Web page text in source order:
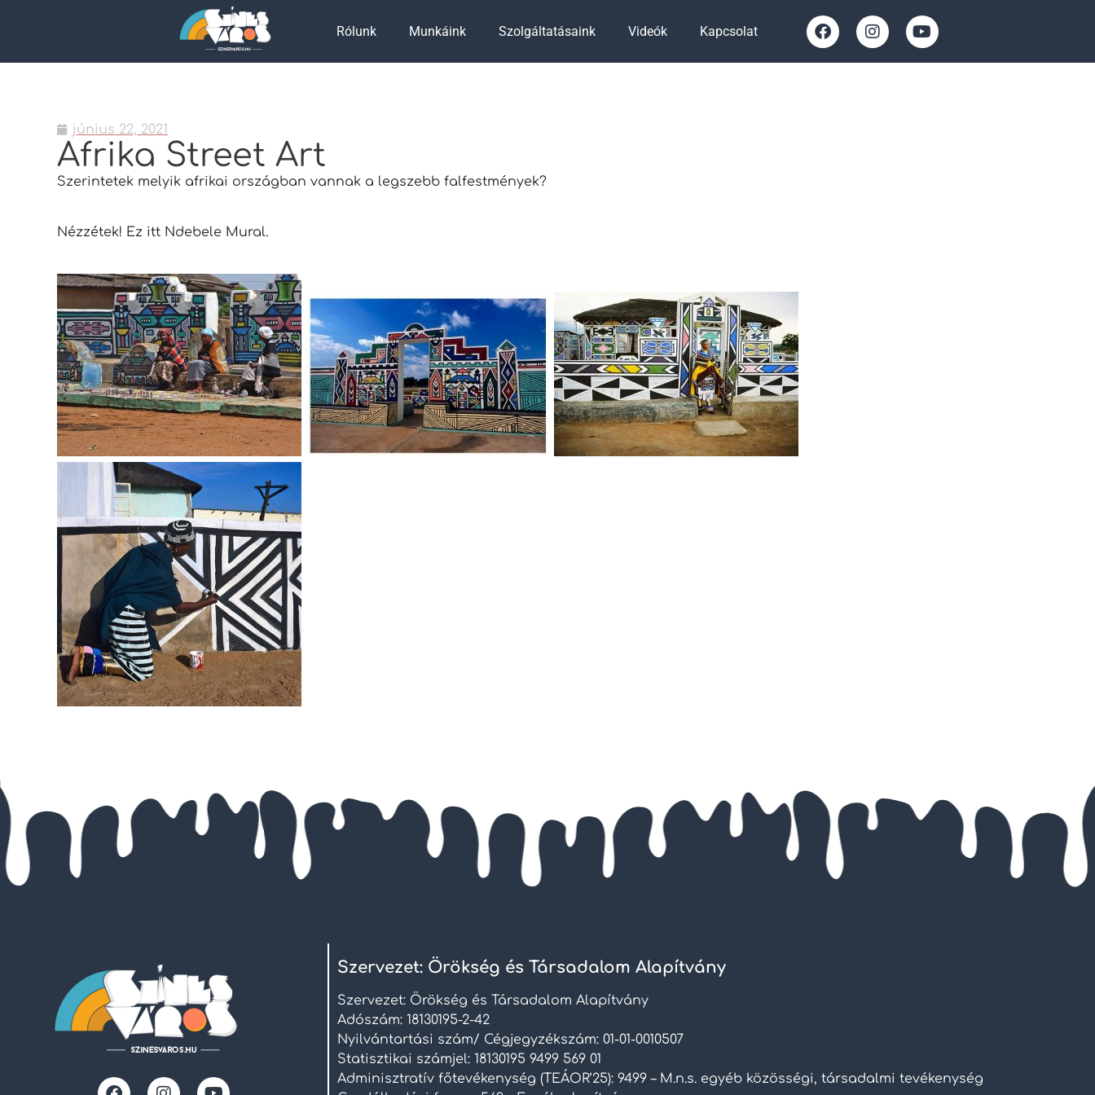
Rólunk Munkáink Szolgáltatásaink Videók Kapcsolat
június 22, 2021
Afrika Street Art
Szerintetek melyik afrikai országban vannak a legszebb falfestmények?
Nézzétek! Ez itt Ndebele Mural.
Szervezet: Örökség és Társadalom Alapítvány
Szervezet: Örökség és Társadalom Alapítvány
Adószám: 18130195-2-42
Nyilvántartási szám/ Cégjegyzékszám: 01-01-0010507
Statisztikai számjel: 18130195 9499 569 01
Adminisztratív főtevékenység (TEÁOR’25): 9499 – M.n.s. egyéb közösségi, társadalmi tevékenység